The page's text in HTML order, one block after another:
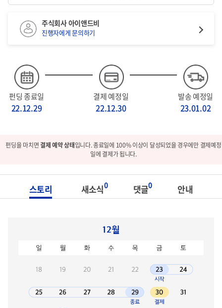
펀딩 종료일
22.12.29
결제 예정일
22.12.30
발송 예정일
23.01.02
주식회사 아이앤드비
진행자에게 문의하기
펀딩을 마치면결제 예약 상태입니다. 종료일에 100% 이상이 달성되었을 경우에만 결제예정
일에 결제가 됩니다.
스토리 새소식0 댓글0 안내